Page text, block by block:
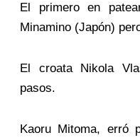
El primero en
Minamino (Japón)
El croata Nikola
pasos.
Kaoru Mitoma, erró